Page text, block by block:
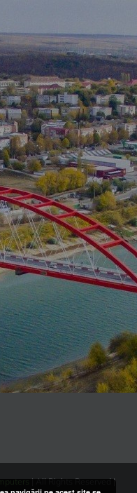
| All Rights Reserved |